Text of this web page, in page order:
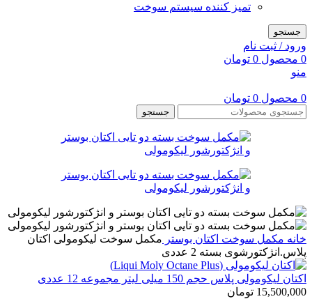
تمیز کننده سیستم سوخت
جستجو
ورود / ثبت نام
0 محصول 0 تومان
منو
0 محصول 0 تومان
جستجو
خانه مکمل سوخت اکتان بوستر مکمل سوخت لیکومولی اکتان
پلاس.انژکتورشوی بسته 2 عددی
اکتان لیکومولی پلاس حجم 150 میلی لیتر مجموعه 12 عددی
15,500,000 تومان